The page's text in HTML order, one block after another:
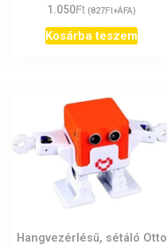
1.050Ft (827Ft+ÁFA)
Kosárba teszem
Hangvezérlésű, sétáló Otto